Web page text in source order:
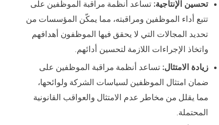
تحسين الإنتاجية: تساعد أنظمة مراقبة الموظفين على
تتبع أداء الموظفين ومراقبته، مما يمكّن المؤسسات من
تحديد المجالات التي لا يحقق فيها الموظفون أهدافهم
واتخاذ الإجراءات اللازمة لتحسين أدائهم.
زيادة الامتثال: تساعد أنظمة مراقبة الموظفين على
ضمان امتثال الموظفين لسياسات الشركة ولوائحها،
مما يقلل من مخاطر عدم الامتثال والعواقب القانونية
المحتملة.